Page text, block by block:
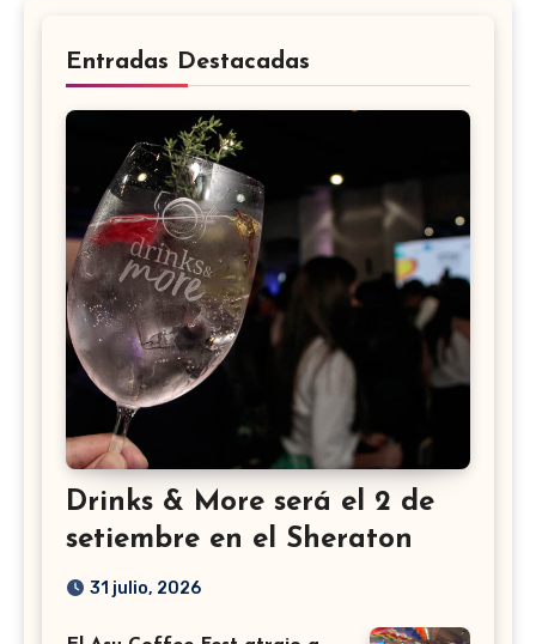
Entradas Destacadas
Drinks & More será el 2 de
setiembre en el Sheraton
31 julio, 2026